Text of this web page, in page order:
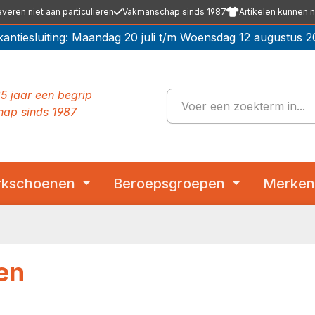
niet aan particulieren Vakmanschap sinds 1987 Artikelen kunnen
Maandag 20 juli t/m Woensdag 12 augustus
jaar een begrip
sinds 1987
Beroepsgroepen Merken